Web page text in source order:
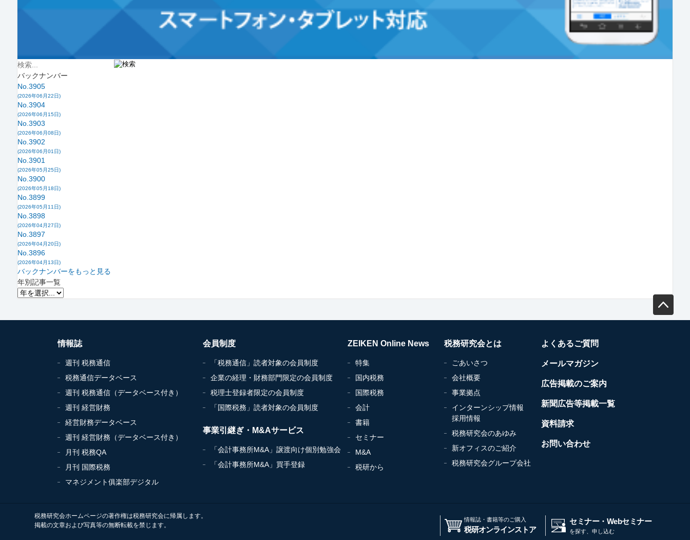
バックナンバー
No.3905
(2026年06月22日)
No.3904
(2026年06月15日)
No.3903
(2026年06月08日)
No.3902
(2026年06月01日)
No.3901
(2026年05月25日)
No.3900
(2026年05月18日)
No.3899
(2026年05月11日)
No.3898
(2026年04月27日)
No.3897
(2026年04月20日)
No.3896
(2026年04月13日)
バックナンバーをもっと見る
年別記事一覧
情報誌
週刊 税務通信
税務通信データベース
週刊 税務通信（データベース付き）
週刊 経営財務
経営財務データベース
週刊 経営財務（データベース付き）
月刊 税務QA
月刊 国際税務
マネジメント俱楽部デジタル
会員制度
「税務通信」読者対象の会員制度
企業の経理・財務部門限定の会員制度
税理士登録者限定の会員制度
「国際税務」読者対象の会員制度
事業引継ぎ・M&Aサービス
「会計事務所M&A」譲渡向け個別勉強会
「会計事務所M&A」買手登録
ZEIKEN Online News
特集
国内税務
国際税務
会計
書籍
セミナー
M&A
税研から
税務研究会とは
ごあいさつ
会社概要
事業拠点
インターンシップ情報
採用情報
税務研究会のあゆみ
新オフィスのご紹介
税務研究会グループ会社
よくあるご質問
メールマガジン
広告掲載のご案内
新聞広告等掲載一覧
資料請求
お問い合わせ
税務研究会ホームページの著作権は税務研究会に帰属します。
掲載の文章および写真等の無断転載を禁じます。
情報誌・書籍等のご購入
税研オンラインストア
セミナー・Webセミナー
を探す、申し込む